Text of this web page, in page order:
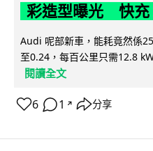
彩造型曝光 快充
Audi 呢部新車，能耗竟然係
至0.24，每百公里只需12.8
閱讀全文
6 1 ↗ 分享